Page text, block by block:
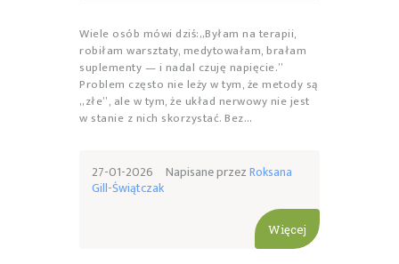
Wiele osób mówi dziś:„Byłam na terapii,
robiłam warsztaty, medytowałam, brałam
suplementy — i nadal czuję napięcie.”
Problem często nie leży w tym, że metody są
„złe”, ale w tym, że układ nerwowy nie jest
w stanie z nich skorzystać. Bez…
27-01-2026 Napisane przezRoksana
Gill-Świątczak
Więcej